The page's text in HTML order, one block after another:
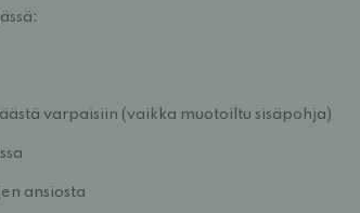
varpaisiin (vaikka muotoiltu sisäpohja)
ansiosta